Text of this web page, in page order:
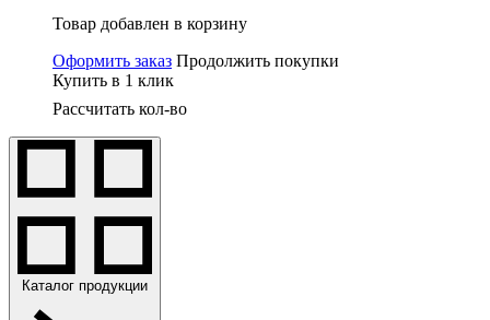
Товар добавлен в корзину
Оформить заказ Продолжить покупки
Купить в 1 клик
Рассчитать кол-во
Каталог продукции